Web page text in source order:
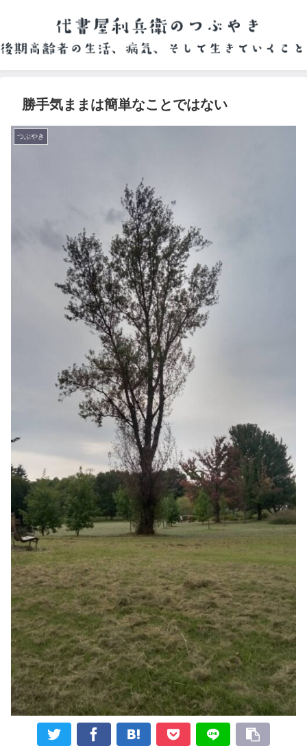
勝手気ままは簡単なことではない
つぶやき